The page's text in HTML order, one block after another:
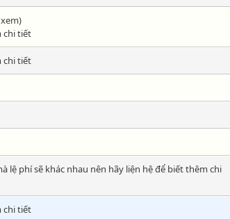
chi tiết
chi tiết
lệ phí sẽ khác nhau nên hãy liện hệ để biết thêm chi
chi tiết